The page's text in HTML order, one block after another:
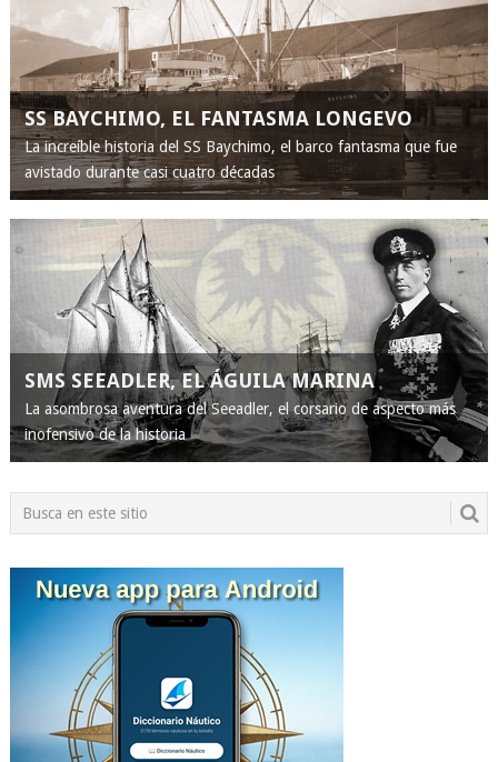
SS BAYCHIMO, EL FANTASMA LONGEVO
La increíble historia del SS Baychimo, el barco fantasma que fue
avistado durante casi cuatro décadas
SMS SEEADLER, EL ÁGUILA MARINA
La asombrosa aventura del Seeadler, el corsario de aspecto más
inofensivo de la historia